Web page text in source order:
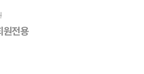
원전용